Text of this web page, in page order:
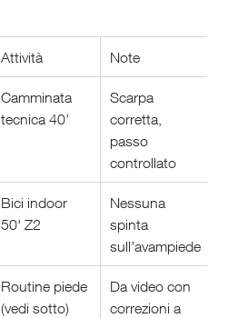
Attività Note
Camminata
tecnica 40’
Scarpa
corretta,
passo
controllato
Bici indoor
50' Z2
Nessuna
spinta
sull’avampiede
Routine piede
(vedi sotto)
Da video con
correzioni a